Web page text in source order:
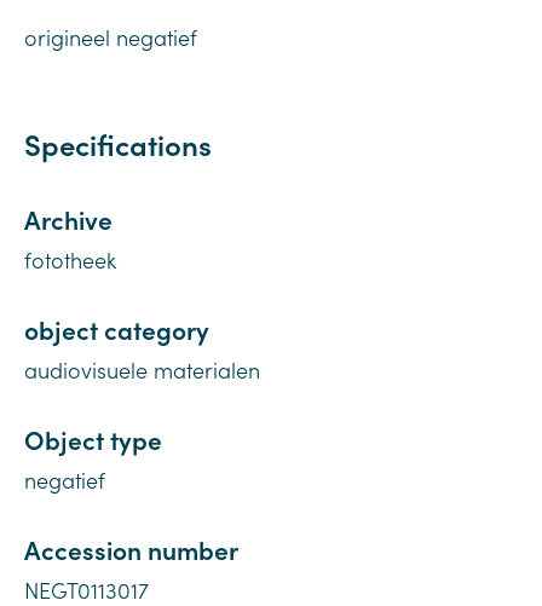
origineel negatief
Specifications
Archive
fototheek
object category
audiovisuele materialen
Object type
negatief
Accession number
NEGT0113017